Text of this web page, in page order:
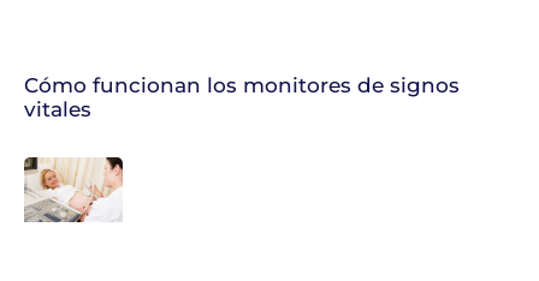
Cómo funcionan los monitores de signos
vitales